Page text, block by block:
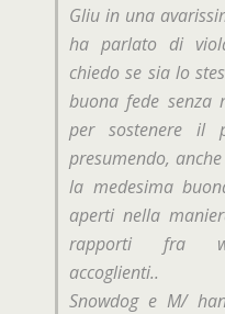
Gliu in una
ha parlato di
chiedo se sia lo
buona fede senza
per sostenere il
presumendo,
la medesima
aperti nella
rapporti fra
accoglienti..
Snowdog e M/